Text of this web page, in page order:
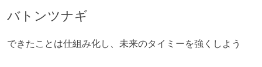
バトンツナギ
できたことは仕組み化し、未来のタイミーを強くしよう